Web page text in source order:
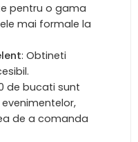
pentru o gama
mai formale la
: Obtineti
de bucati sunt
de a comanda